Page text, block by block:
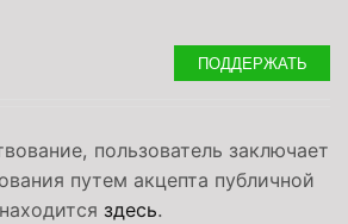
ПОДДЕРЖАТЬ
пользователь заключает
путем акцепта публичной
здесь.